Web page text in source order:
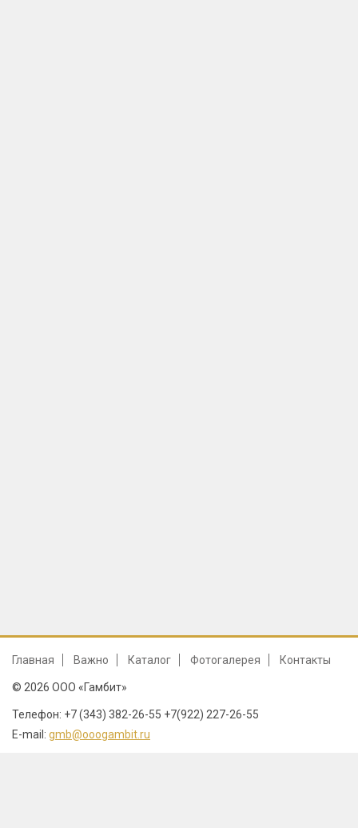
Главная Важно Каталог Фотогалерея Контакты
© 2026 ООО «Гамбит»
Телефон: +7 (343) 382-26-55 +7(922) 227-26-55
E-mail: gmb@ooogambit.ru